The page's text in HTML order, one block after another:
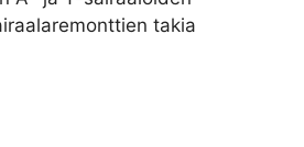
takia